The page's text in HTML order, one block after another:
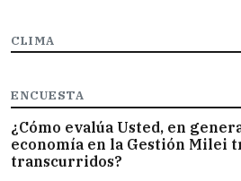
CLIMA
ENCUESTA
¿Cómo evalúa Usted, en
economía en la Gestión Milei
transcurridos?